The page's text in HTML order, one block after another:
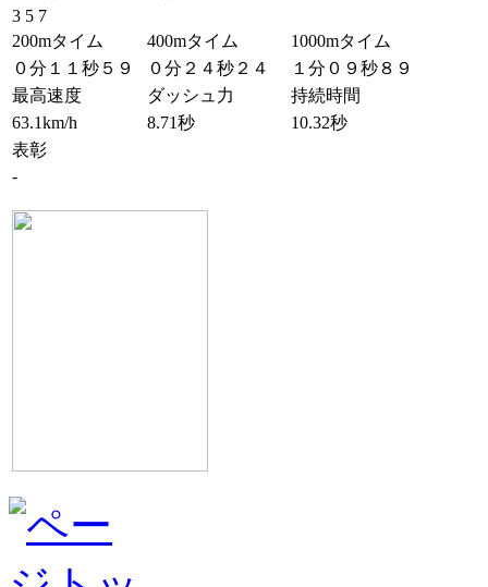
3 5 7
200mタイム
400mタイム
1000mタイム
０分１１秒５９
０分２４秒２４
１分０９秒８９
最高速度
ダッシュ力
持続時間
63.1km/h
8.71秒
10.32秒
表彰
-